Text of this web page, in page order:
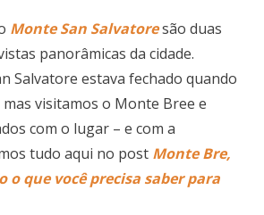
Monte San Salvatoresão duas
panorâmicas da cidade.
Salvatore estava fechado quando
visitamos o Monte Bree e
com o lugar – e com a
tudo aqui no post Monte Bre,
o que você precisa saber para